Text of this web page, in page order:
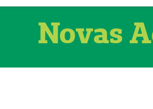
Novas